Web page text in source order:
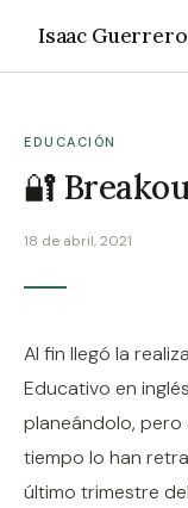
Isaac Guerrero
EDUCACIÓN
🔐
18 de abril, 2021
Al fin llegó la
Educativo en
planeándolo, pero
tiempo lo han
último trimestre